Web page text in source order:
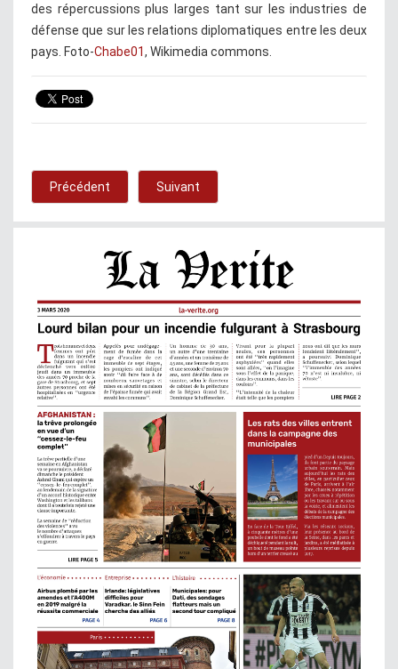
des répercussions plus larges tant sur les industries de
défense que sur les relations diplomatiques entre les deux
pays. Foto-Chabe01, Wikimedia commons.
Précédent Suivant